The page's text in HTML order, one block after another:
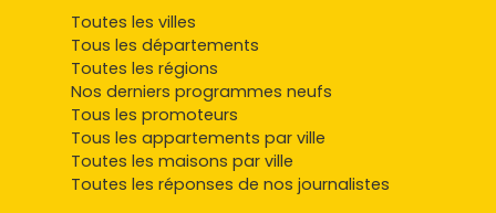
Toutes les villes
Tous les départements
Toutes les régions
Nos derniers programmes neufs
Tous les promoteurs
Tous les appartements par ville
Toutes les maisons par ville
Toutes les réponses de nos journalistes